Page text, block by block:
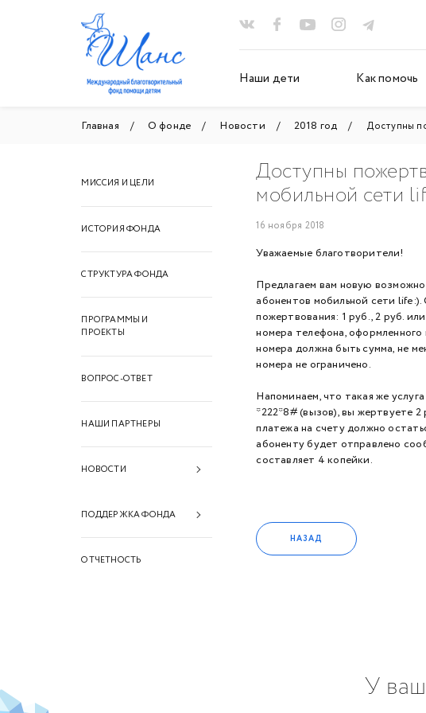
Наши дети Как помочь
Главная О фонде Новости 2018 год Доступны
МИССИЯ И ЦЕЛИ
ИСТОРИЯ ФОНДА
СТРУКТУРА ФОНДА
ПРОГРАММЫ И
ПРОЕКТЫ
ВОПРОС-ОТВЕТ
НАШИ ПАРТНЕРЫ
НОВОСТИ
2025 год
2024 год
ПОДДЕРЖКА ФОНДА
ОТЧЕТНОСТЬ
Доступны
мобильной сети
16 ноября 2018
Уважаемые благотворители!
Предлагаем вам новую
абонентов мобильной сети
пожертвования: 1 руб., 2 руб.
номера телефона,
номера должна быть сумма, не
номера не ограничено.
Напоминаем, что такая же
*222*8# (вызов), вы жертвуете
платежа на счету должно
абоненту будет отправлено
составляет 4 копейки.
НАЗАД
У